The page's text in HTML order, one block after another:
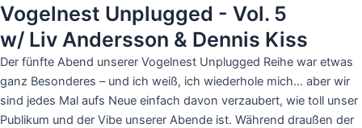
Vogelnest Unplugged - Vol. 5
w/ Liv Andersson & Dennis Kiss
Der fünfte Abend unserer Vogelnest Unplugged Reihe war etwas
ganz Besonderes – und ich weiß, ich wiederhole mich… aber wir
sind jedes Mal aufs Neue einfach davon verzaubert, wie toll unser
Publikum und der Vibe unserer Abende ist. Während draußen der